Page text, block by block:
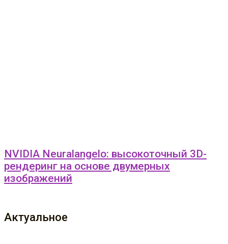
NVIDIA Neuralangelo: высокоточный 3D-
рендеринг на основе двумерных
изображений
Актуальное